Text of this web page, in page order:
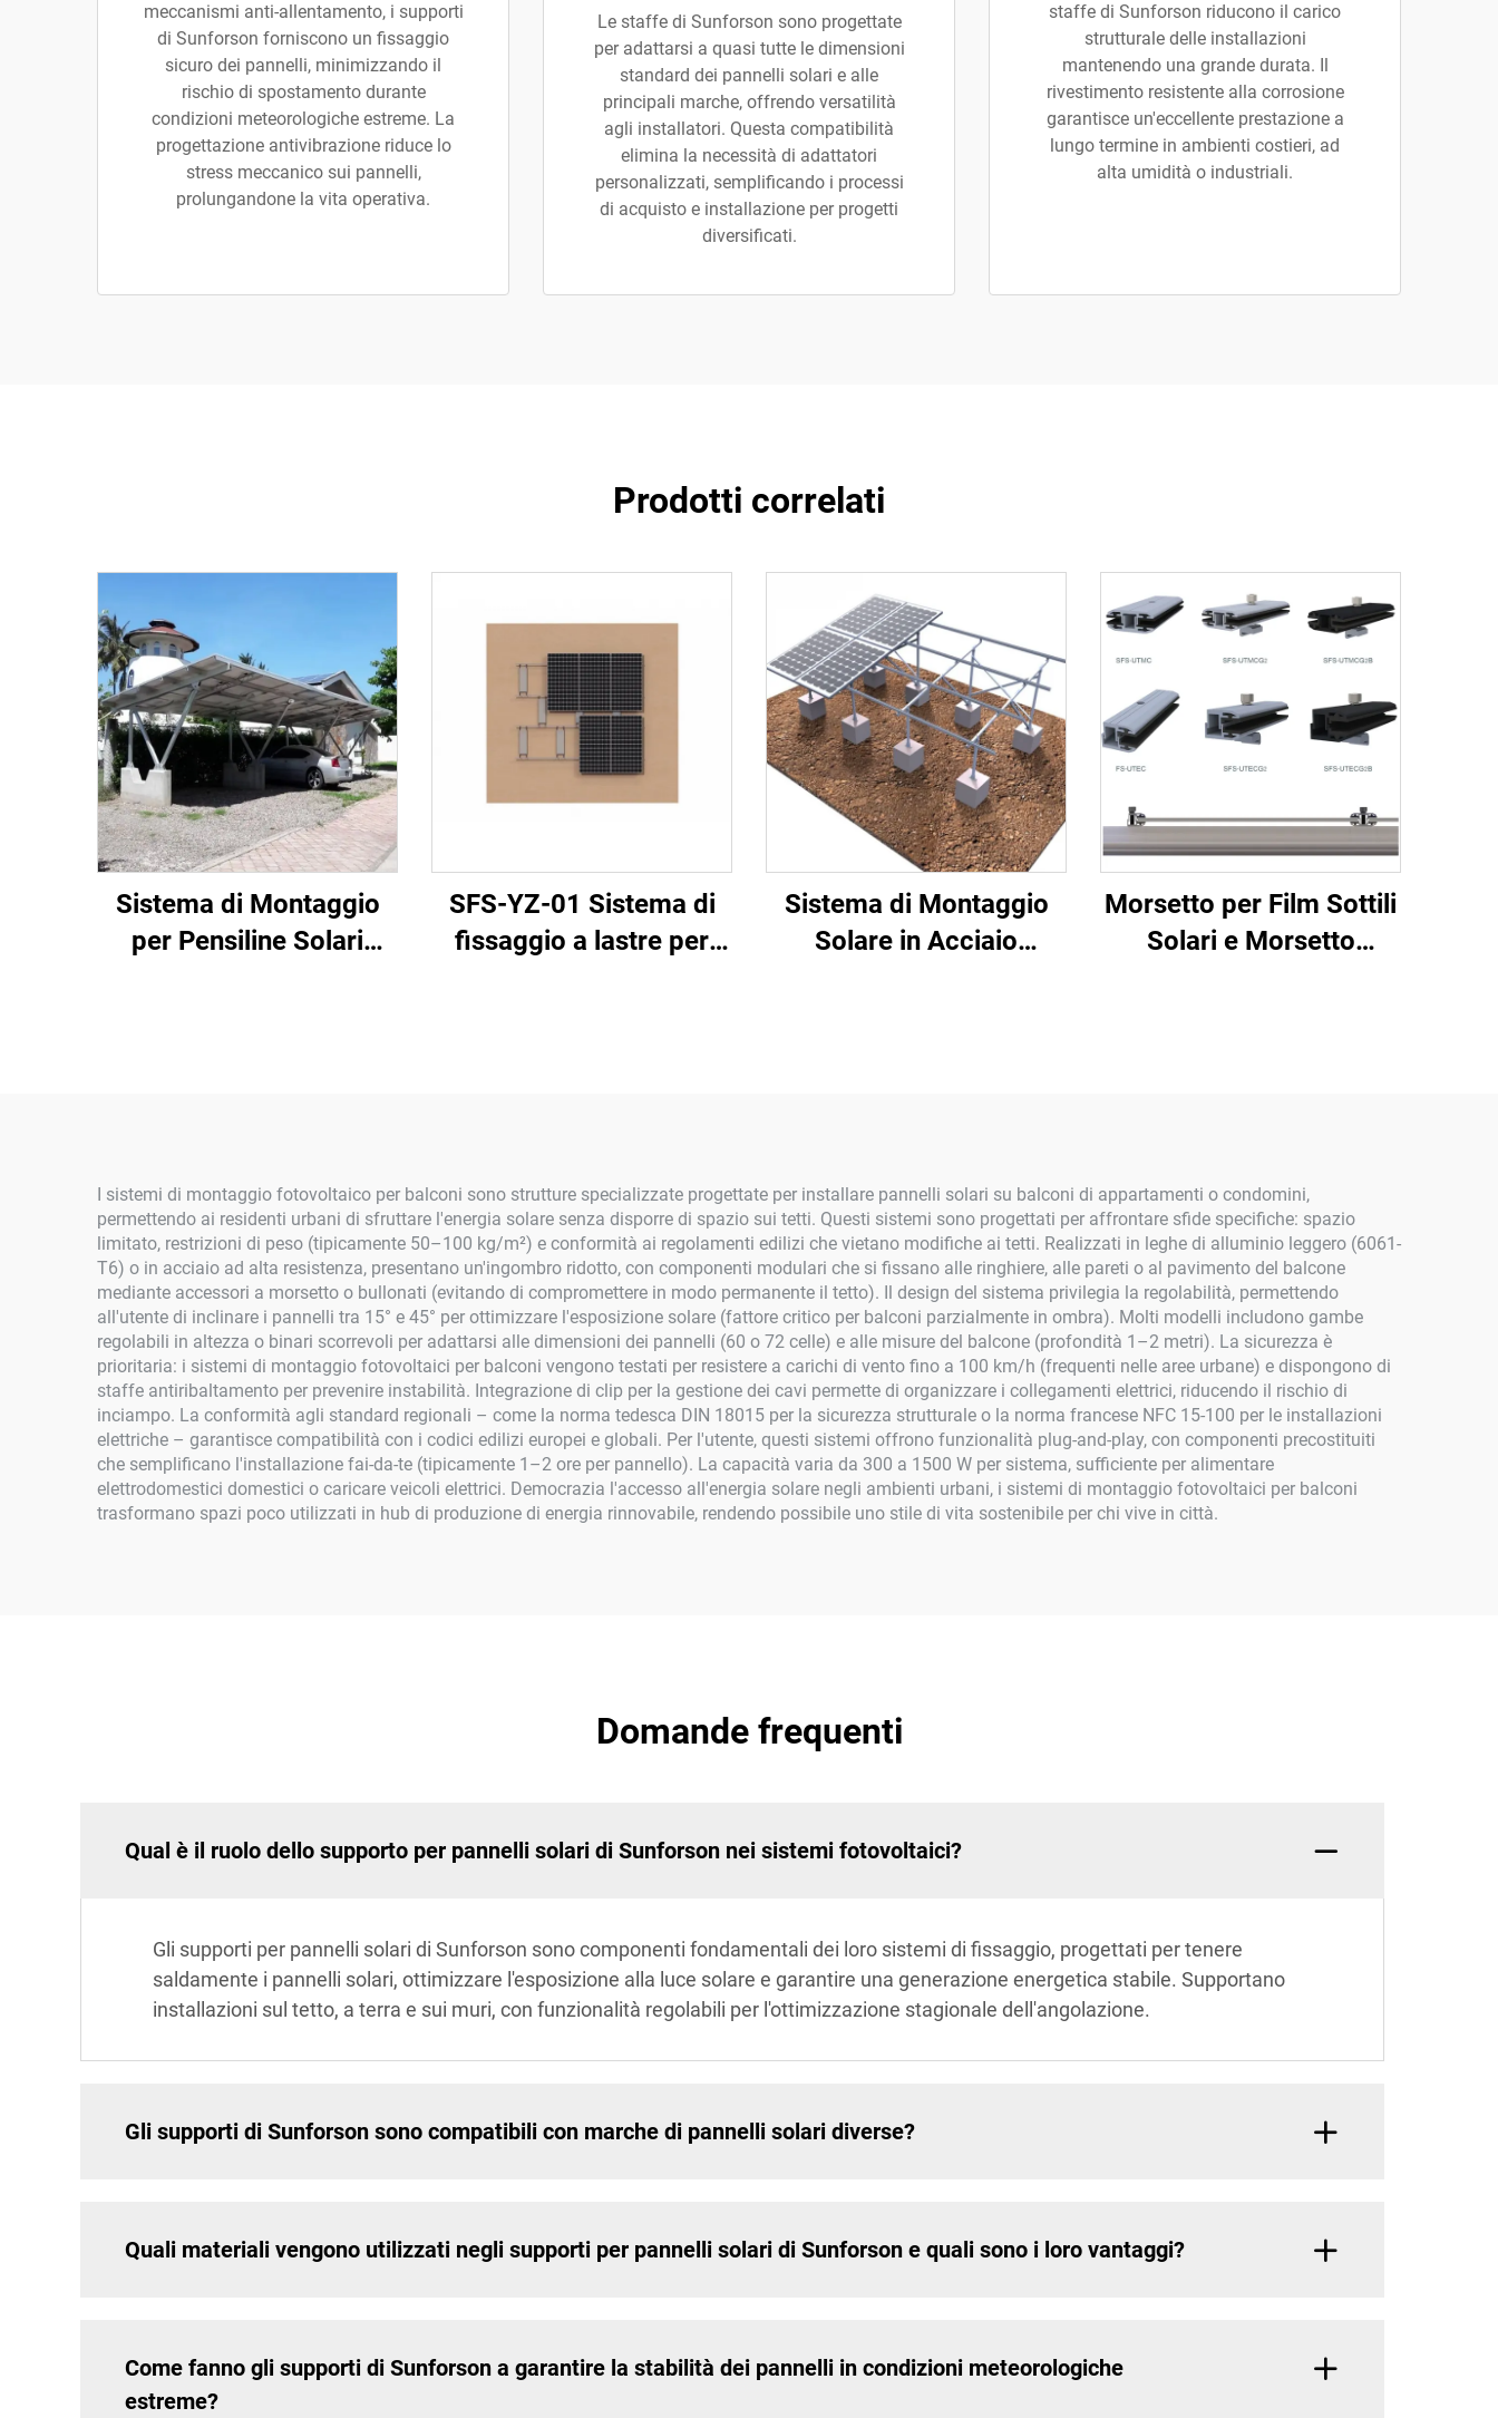
meccanismi anti-allentamento, i supporti
di Sunforson forniscono un fissaggio
sicuro dei pannelli, minimizzando il
rischio di spostamento durante
condizioni meteorologiche estreme. La
progettazione antivibrazione riduce lo
stress meccanico sui pannelli,
prolungandone la vita operativa.
Le staffe di Sunforson sono progettate
per adattarsi a quasi tutte le dimensioni
standard dei pannelli solari e alle
principali marche, offrendo versatilità
agli installatori. Questa compatibilità
elimina la necessità di adattatori
personalizzati, semplificando i processi
di acquisto e installazione per progetti
diversificati.
staffe di Sunforson riducono il carico
strutturale delle installazioni
mantenendo una grande durata. Il
rivestimento resistente alla corrosione
garantisce un'eccellente prestazione a
lungo termine in ambienti costieri, ad
alta umidità o industriali.
Prodotti correlati
Sistema di Montaggio
per Pensiline Solari
SFS-YZ-01 Sistema di
fissaggio a lastre per
Sistema di Montaggio
Solare in Acciaio
Morsetto per Film Sottili
Solari e Morsetto
I sistemi di montaggio fotovoltaico per balconi sono strutture specializzate progettate per installare pannelli solari su balconi di appartamenti o condomini,
permettendo ai residenti urbani di sfruttare l'energia solare senza disporre di spazio sui tetti. Questi sistemi sono progettati per affrontare sfide specifiche: spazio
limitato, restrizioni di peso (tipicamente 50–100 kg/m²) e conformità ai regolamenti edilizi che vietano modifiche ai tetti. Realizzati in leghe di alluminio leggero (6061-
T6) o in acciaio ad alta resistenza, presentano un'ingombro ridotto, con componenti modulari che si fissano alle ringhiere, alle pareti o al pavimento del balcone
mediante accessori a morsetto o bullonati (evitando di compromettere in modo permanente il tetto). Il design del sistema privilegia la regolabilità, permettendo
all'utente di inclinare i pannelli tra 15° e 45° per ottimizzare l'esposizione solare (fattore critico per balconi parzialmente in ombra). Molti modelli includono gambe
regolabili in altezza o binari scorrevoli per adattarsi alle dimensioni dei pannelli (60 o 72 celle) e alle misure del balcone (profondità 1–2 metri). La sicurezza è
prioritaria: i sistemi di montaggio fotovoltaici per balconi vengono testati per resistere a carichi di vento fino a 100 km/h (frequenti nelle aree urbane) e dispongono di
staffe antiribaltamento per prevenire instabilità. Integrazione di clip per la gestione dei cavi permette di organizzare i collegamenti elettrici, riducendo il rischio di
inciampo. La conformità agli standard regionali – come la norma tedesca DIN 18015 per la sicurezza strutturale o la norma francese NFC 15-100 per le installazioni
elettriche – garantisce compatibilità con i codici edilizi europei e globali. Per l'utente, questi sistemi offrono funzionalità plug-and-play, con componenti precostituiti
che semplificano l'installazione fai-da-te (tipicamente 1–2 ore per pannello). La capacità varia da 300 a 1500 W per sistema, sufficiente per alimentare
elettrodomestici domestici o caricare veicoli elettrici. Democrazia l'accesso all'energia solare negli ambienti urbani, i sistemi di montaggio fotovoltaici per balconi
trasformano spazi poco utilizzati in hub di produzione di energia rinnovabile, rendendo possibile uno stile di vita sostenibile per chi vive in città.
Domande frequenti
Qual è il ruolo dello supporto per pannelli solari di Sunforson nei sistemi fotovoltaici?
Gli supporti per pannelli solari di Sunforson sono componenti fondamentali dei loro sistemi di fissaggio, progettati per tenere
saldamente i pannelli solari, ottimizzare l'esposizione alla luce solare e garantire una generazione energetica stabile. Supportano
installazioni sul tetto, a terra e sui muri, con funzionalità regolabili per l'ottimizzazione stagionale dell'angolazione.
Gli supporti di Sunforson sono compatibili con marche di pannelli solari diverse?
Quali materiali vengono utilizzati negli supporti per pannelli solari di Sunforson e quali sono i loro vantaggi?
Come fanno gli supporti di Sunforson a garantire la stabilità dei pannelli in condizioni meteorologiche
estreme?